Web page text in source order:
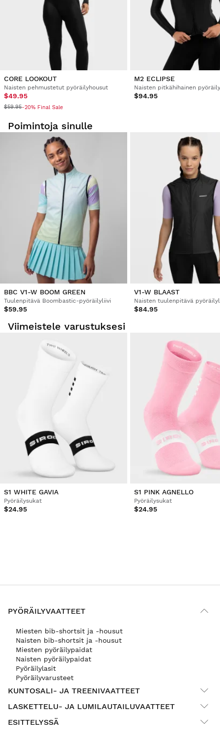
CORE LOOKOUT
Naisten pehmustetut pyöräilyhousut
$49.95
$59.95-20% Final Sale
M2 ECLIPSE
Naisten pitkähihainen
$94.95
Poimintoja sinulle
BBC V1-W BOOM GREEN
Tuulenpitävä Boombastic-pyöräilyliivi
$59.95
V1-W BLAAST
Naisten tuulenpitävä
$84.95
Viimeistele varustuksesi
S1 WHITE GAVIA
Pyöräilysukat
$24.95
S1 PINK AGNELLO
Pyöräilysukat
$24.95
PYÖRÄILYVAATTEET
Miesten bib-shortsit ja -housut
Naisten bib-shortsit ja -housut
Miesten pyöräilypaidat
Naisten pyöräilypaidat
Pyöräilylasit
Pyöräilyvarusteet
KUNTOSALI- JA TREENIVAATTEET
LASKETTELU- JA LUMILAUTAILUVAATTEET
ESITTELYSSÄ